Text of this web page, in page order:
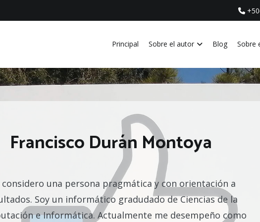
Principal Sobre el autor Blog Sobre
Francisco Durán Montoya
considero una persona pragmática y con orientación a
Soy un informático gradudado de Ciencias de la
e Informática. Actualmente me desempeño como